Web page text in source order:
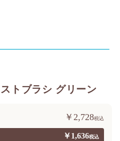
トブラシ グリーン
￥1,636
￥2,728